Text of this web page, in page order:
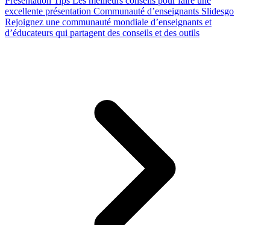
excellente présentation Communauté d’enseignants Slidesgo
Rejoignez une communauté mondiale d’enseignants et
d’éducateurs qui partagent des conseils et des outils